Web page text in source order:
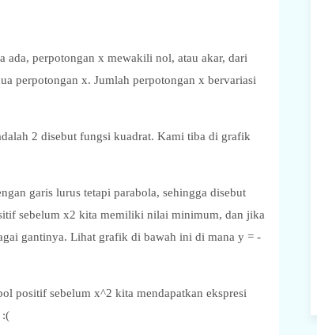
ada, perpotongan x mewakili nol, atau akar, dari
perpotongan x. Jumlah perpotongan x bervariasi
2 disebut fungsi kuadrat. Kami tiba di grafik
garis lurus tetapi parabola, sehingga disebut
sebelum x2 kita memiliki nilai minimum, dan jika
gantinya. Lihat grafik di bawah ini di mana y = -
positif sebelum x^2 kita mendapatkan ekspresi
:(